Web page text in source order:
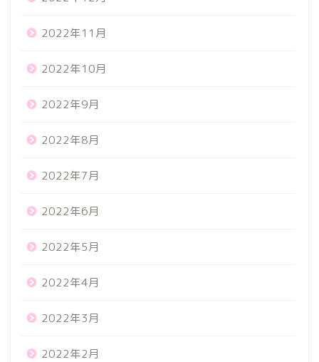
2022年11月
2022年10月
2022年9月
2022年8月
2022年7月
2022年6月
2022年5月
2022年4月
2022年3月
2022年2月